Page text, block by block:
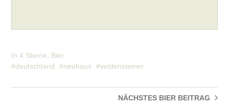
In4 Sterne
Bier
deutschland
neuhaus veldensteiner
NÄCHSTES BIERBEITRAG